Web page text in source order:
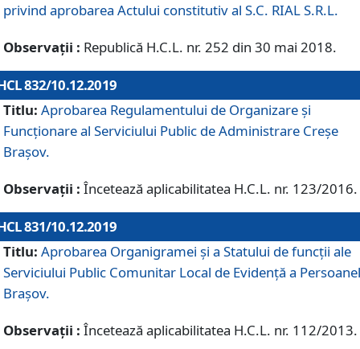
privind aprobarea Actului constitutiv al S.C. RIAL S.R.L.
Observații : Republică H.C.L. nr. 252 din 30 mai 2018.
832/10.12.2019
Titlu: Aprobarea Regulamentului de Organizare și
Funcționare al Serviciului Public de Administrare Creșe
Brașov.
Observații : Încetează aplicabilitatea H.C.L. nr. 123/2016.
831/10.12.2019
Titlu: Aprobarea Organigramei și a Statului de funcții ale
Serviciului Public Comunitar Local de Evidență a
Brașov.
Observații : Încetează aplicabilitatea H.C.L. nr. 112/2013.